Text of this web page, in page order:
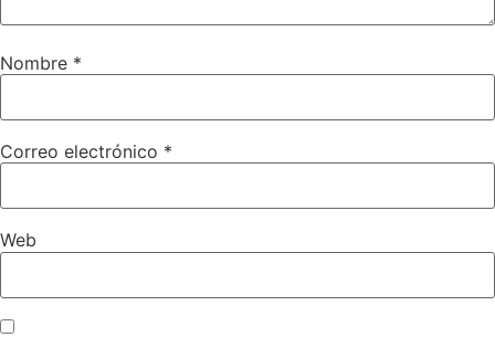
Nombre *
Correo electrónico *
Web